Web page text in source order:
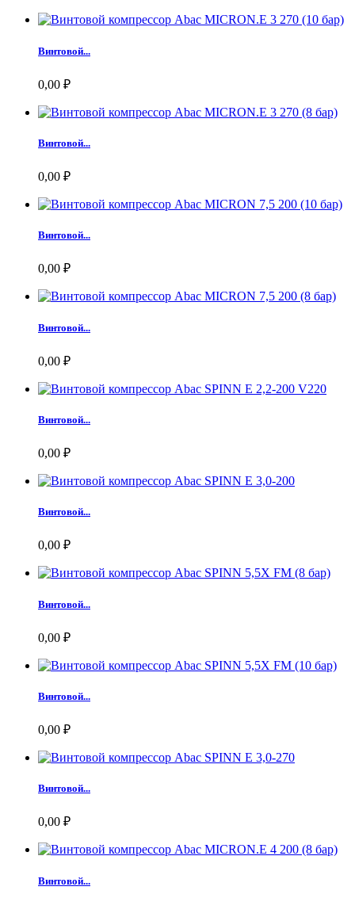
Винтовой...
0,00 ₽
Винтовой...
0,00 ₽
Винтовой...
0,00 ₽
Винтовой...
0,00 ₽
Винтовой...
0,00 ₽
Винтовой...
0,00 ₽
Винтовой...
0,00 ₽
Винтовой...
0,00 ₽
Винтовой...
0,00 ₽
Винтовой...